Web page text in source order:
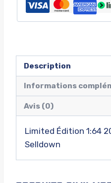
Description
Informations
Avis (0)
Limited Édition 1:64
Selldown